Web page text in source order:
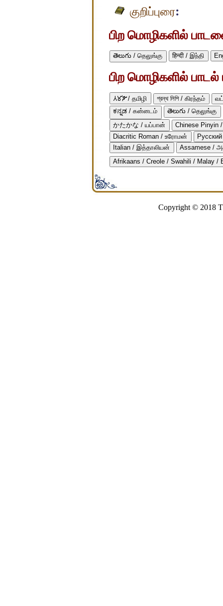
குறிப்புரை:
பிற மொழிகளில்
తెలుగు / தெலுங்கு हिन्दी / இந்தி
பிற மொழிகளில்
𑀢𑀫𑀺𑀵𑀺 / தமிழி গ্রন্থ লিপি / கிரந்தம்
ಕನ್ನಡ / கன்னடம்
తెలుగు / தெலுங்கு
かたかな / யப்பான்
Chinese Pinyin
Diacritic Roman / உரோமன்
Italian / இத்தாலியன்
Assamese /
Afrikaans / Creole / Swahili / Malay
Copyright © 2018